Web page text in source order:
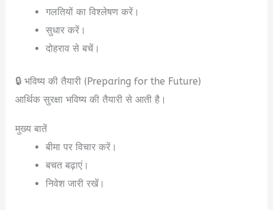
गलतियों का विश्लेषण करें।
सुधार करें।
दोहराव से बचें।
🔒 भविष्य की तैयारी (Preparing for the Future)
आर्थिक सुरक्षा भविष्य की तैयारी से आती है।
मुख्य बातें
बीमा पर विचार करें।
बचत बढ़ाएं।
निवेश जारी रखें।